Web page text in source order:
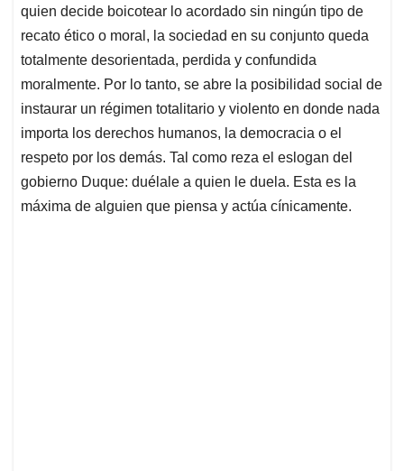
quien decide boicotear lo acordado sin ningún tipo de
recato ético o moral, la sociedad en su conjunto queda
totalmente desorientada, perdida y confundida
moralmente. Por lo tanto, se abre la posibilidad social de
instaurar un régimen totalitario y violento en donde nada
importa los derechos humanos, la democracia o el
respeto por los demás. Tal como reza el eslogan del
gobierno Duque: duélale a quien le duela. Esta es la
máxima de alguien que piensa y actúa cínicamente.